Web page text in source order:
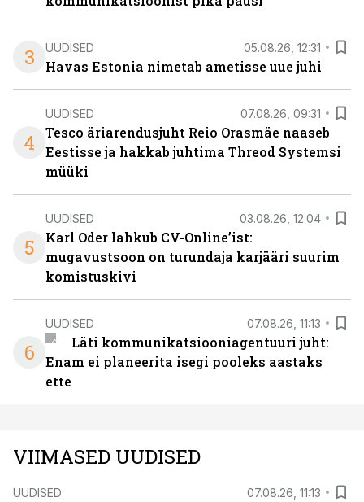
3 UUDISED 05.08.26, 12:31
Havas Estonia nimetab ametisse uue juhi
4
UUDISED 07.08.26, 09:31
Tesco äriarendusjuht Reio Orasmäe naaseb
Eestisse ja hakkab juhtima Threod Systemsi
müüki
5
UUDISED 03.08.26, 12:04
Karl Oder lahkub CV-Online’ist:
mugavustsoon on turundaja karjääri suurim
komistuskivi
6
UUDISED 07.08.26, 11:13
Läti kommunikatsiooniagentuuri juht:
Enam ei planeerita isegi pooleks aastaks
ette
VIIMASED UUDISED
UUDISED 07.08.26, 11:13